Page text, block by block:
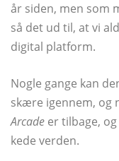
år siden, men som
så det ud til, at vi
digital platform.
Nogle gange kan
skære igennem, og
Arcade er tilbage,
kede verden.